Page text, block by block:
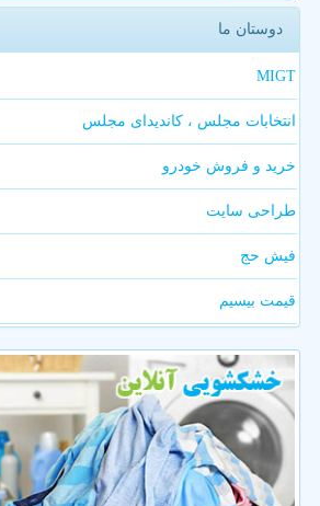
دوستان ما
MIGT
انتخابات مجلس ، کاندیدای مجلس
خرید و فروش خودرو
طراحی سایت
فیش حج
قیمت بیسیم